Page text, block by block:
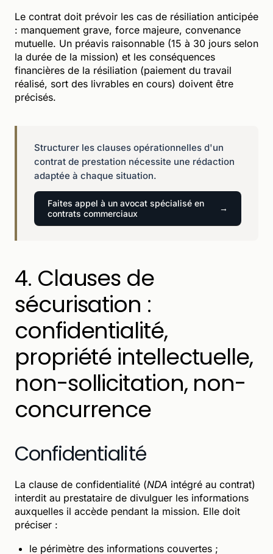
Le contrat doit prévoir les cas de résiliation anticipée
: manquement grave, force majeure, convenance
mutuelle. Un préavis raisonnable (15 à 30 jours selon
la durée de la mission) et les conséquences
financières de la résiliation (paiement du travail
réalisé, sort des livrables en cours) doivent être
précisés.
Structurer les clauses opérationnelles d'un
contrat de prestation nécessite une rédaction
adaptée à chaque situation.
Faites appel à un avocat spécialisé en
contrats commerciaux
4. Clauses de
sécurisation :
confidentialité,
propriété intellectuelle,
non-sollicitation, non-
concurrence
Confidentialité
La clause de confidentialité (NDA intégré au contrat)
interdit au prestataire de divulguer les informations
auxquelles il accède pendant la mission. Elle doit
préciser :
le périmètre des informations couvertes ;